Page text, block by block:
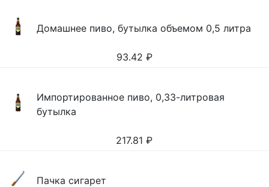
Домашнее пиво, бутылка объемом 0,5 литра
93.42 ₽
Импортированное пиво, 0,33-литровая
бутылка
217.81 ₽
Пачка сигарет